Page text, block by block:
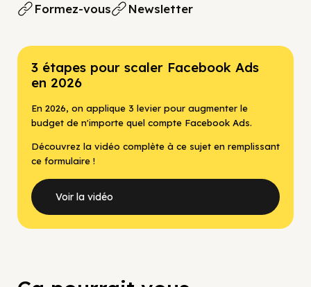
Formez-vous Newsletter
3 étapes pour scaler Facebook Ads
en 2026
En 2026, on applique 3 levier pour augmenter le
budget de n'importe quel compte Facebook Ads.
Découvrez la vidéo complète à ce sujet en remplissant
ce formulaire !
Voir la vidéo